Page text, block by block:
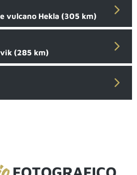
vulcano Hekla (305 km)
(285 km)